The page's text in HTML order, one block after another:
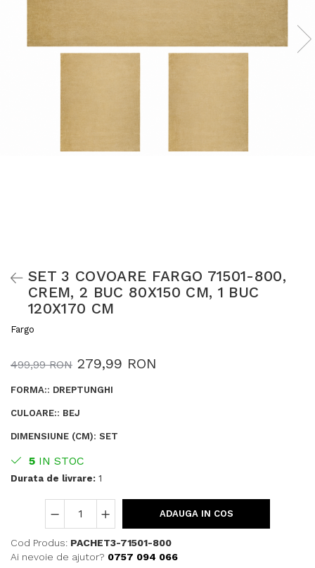
SET 3 COVOARE FARGO 71501-800,
CREM, 2 BUC 80X150 CM, 1 BUC
120X170 CM
Fargo
499,99 RON 279,99 RON
FORMA:: DREPTUNGHI
CULOARE:: BEJ
DIMENSIUNE (CM): SET
5 IN STOC
Durata de livrare: 1
ADAUGA IN COS
Cod Produs: PACHET3-71501-800
Ai nevoie de ajutor? 0757 094 066